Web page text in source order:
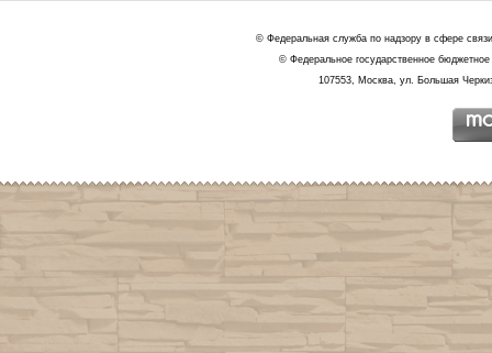
© Федеральная служба по надзору в сфере
© Федеральное государственное
107553, Москва, ул. Большая